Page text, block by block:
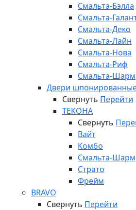
Смальта-Бэлла
Смальта-
Смальта-Деко
Смальта-Лайн
Смальта-Нова
Смальта-Риф
Смальта-Шарм
Двери
Свернуть Перейти
ТЕКОНА
Свернуть
Вайт
Комбо
Смальта-Шарм
Страто
Фрейм
BRAVO
Свернуть Перейти